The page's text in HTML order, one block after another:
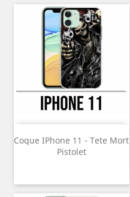
Coque IPhone 11 - Tete Mort
Pistolet